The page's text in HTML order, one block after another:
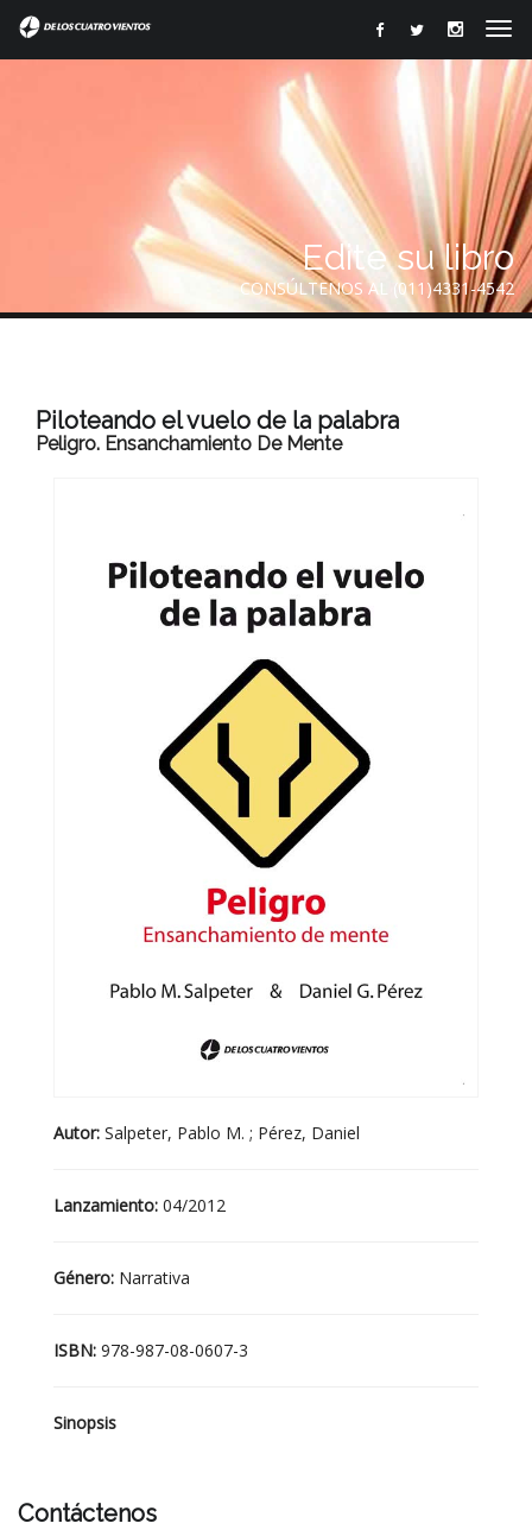
Edite su libro
CONSÚLTENOS AL (011)4331-4542
Piloteando el vuelo de la palabra
Peligro. Ensanchamiento De Mente
Autor: Salpeter, Pablo M. ; Pérez, Daniel
Lanzamiento: 04/2012
Género: Narrativa
ISBN: 978-987-08-0607-3
Sinopsis
Contáctenos